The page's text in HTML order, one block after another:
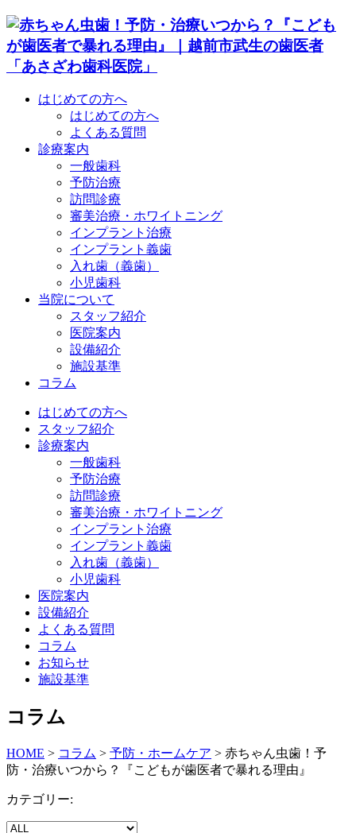
はじめての方へ
はじめての方へ
よくある質問
診療案内
一般歯科
予防治療
訪問診療
審美治療・ホワイトニング
インプラント治療
インプラント義歯
入れ歯（義歯）
小児歯科
当院について
スタッフ紹介
医院案内
設備紹介
施設基準
コラム
はじめての方へ
スタッフ紹介
診療案内
一般歯科
予防治療
訪問診療
審美治療・ホワイトニング
インプラント治療
インプラント義歯
入れ歯（義歯）
小児歯科
医院案内
設備紹介
よくある質問
コラム
お知らせ
施設基準
コラム
HOME > コラム > 予防・ホームケア > 赤ちゃん虫歯！予
防・治療いつから？『こどもが歯医者で暴れる理由』
カテゴリー: